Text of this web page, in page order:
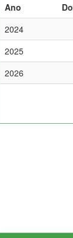
Ano
2024
2025
2026